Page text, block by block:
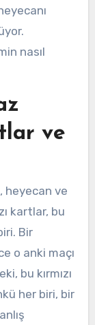
nasıl
ve
heyecan ve
kartlar, bu
Bir
o anki maçı
bu kırmızı
her biri, bir